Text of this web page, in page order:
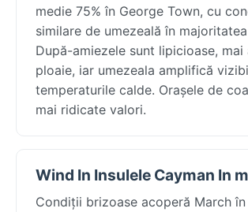
medie 75% în George Town, cu
similare de umezeală în
După-amiezele sunt lipicioase, mai
ploaie, iar umezeala amplifică
temperaturile calde. Orașele de
mai ridicate valori.
Wind In Insulele Cayman In
Condiții brizoase acoperă March în